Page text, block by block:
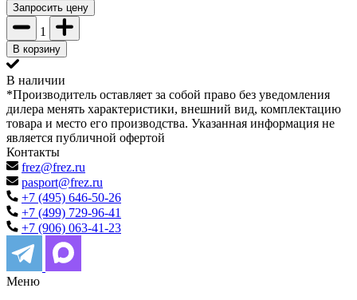
Запросить цену
1
В корзину
В наличии
*Производитель оставляет за собой право без уведомления
дилера менять характеристики, внешний вид, комплектацию
товара и место его производства. Указанная информация не
является публичной офертой
Контакты
frez@frez.ru
pasport@frez.ru
+7 (495) 646-50-26
+7 (499) 729-96-41
+7 (906) 063-41-23
Меню